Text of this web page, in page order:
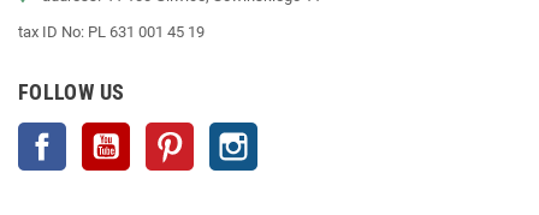
tax ID No: PL 631 001 45 19
FOLLOW US
Facebook YouTube Pinterest